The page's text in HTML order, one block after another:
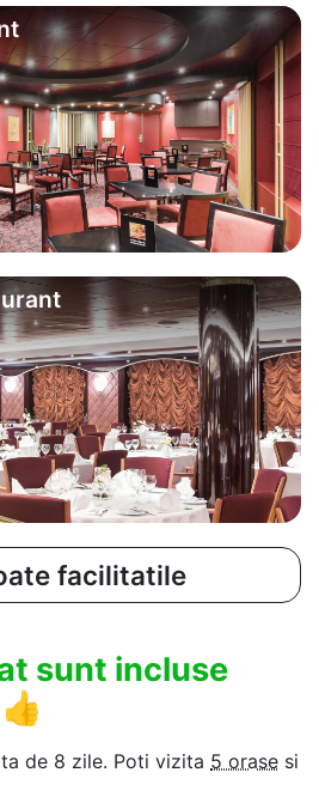
facilitatile
sunt incluse
👍
de 8 zile. Poti vizita 5 orase si